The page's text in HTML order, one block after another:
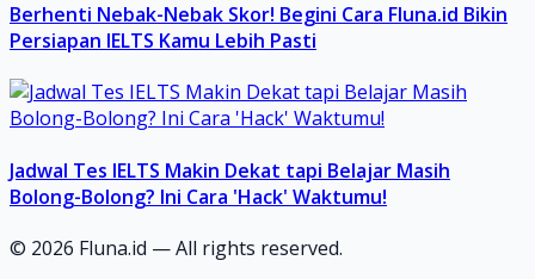
Berhenti Nebak-Nebak Skor! Begini Cara Fluna.id Bikin
Persiapan IELTS Kamu Lebih Pasti
Jadwal Tes IELTS Makin Dekat tapi Belajar Masih
Bolong-Bolong? Ini Cara 'Hack' Waktumu!
© 2026 Fluna.id — All rights reserved.